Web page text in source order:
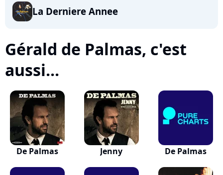
La Derniere Annee
Gérald de Palmas, c'est
aussi...
De Palmas Jenny De Palmas